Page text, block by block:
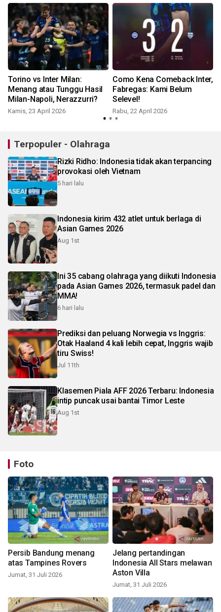
Torino vs Inter Milan:
Menang atau Tunggu Hasil
Milan-Napoli, Nerazzurri?
Kamis, 23 April 2026
Como Kena Comeback Inter,
Fabregas: Kami Belum
Selevel!
Rabu, 22 April 2026
Terpopuler - Olahraga
Rizki Ridho: Indonesia tidak akan terpancing
provokasi oleh Vietnam
5 hari lalu
Indonesia kirim 432 atlet untuk berlaga di
Asian Games 2026
Aug 1st
Ini 35 cabang olahraga yang diikuti Indonesia
pada Asian Games 2026, termasuk padel dan
MMA!
6 hari lalu
Prediksi dan peluang Norwegia vs Inggris:
Otak Haaland 4 kali lebih cepat, Inggris wajib
tiru Swiss!
Jul 11th
Klasemen Piala AFF 2026 Terbaru: Indonesia
intip puncak usai bantai Timor Leste
Aug 1st
Foto
Persib Bandung menang
atas Tampines Rovers
Jumat, 31 Juli 2026
Jelang pertandingan
Indonesia All Stars melawan
Aston Villa
Jumat, 31 Juli 2026